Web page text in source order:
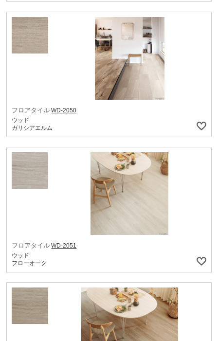
フロアタイル WD-2050
ウッド
ガリシアエルム
フロアタイル WD-2051
ウッド
フローオーク